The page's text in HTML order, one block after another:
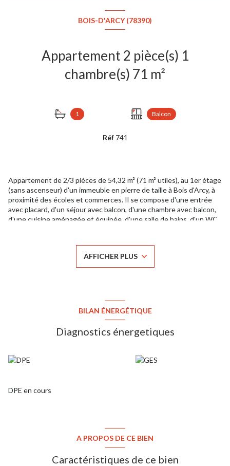
BOIS-D'ARCY (78390)
Appartement 2 pièce(s) 1
chambre(s) 71 m²
1 Balcon
Réf 741
Appartement de 2/3 pièces de 54,32 m² (71 m² utiles), au 1er étage
(sans ascenseur) d'un immeuble en pierre de taille à Bois d'Arcy, à
proximité des écoles et commerces. Il se compose d'une entrée
avec placard, d'un séjour avec balcon, d'une chambre avec balcon,
d'une cuisine aménagée et équipée, d'une salle de bains, d'un WC
appartement. Menuiserie double vitrage. Entrée sécurisée,
interphone. Copropriété de 187 lots, dont 42 lots principaux ;
charges annuelles de 2 280 € (y compris eau chaude, chauffage,
n°831 801 725. c.branchard@agencecap.fr
AFFICHER PLUS
BILAN ÉNERGÉTIQUE
Diagnostics énergetiques
DPE en cours
A PROPOS DE CE BIEN
Caractéristiques de ce bien